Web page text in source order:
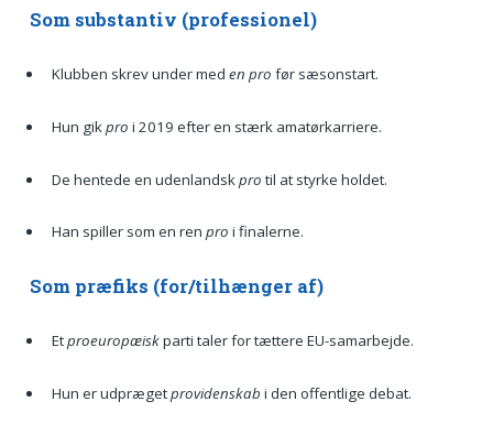
Som substantiv (professionel)
Klubben skrev under med en pro før sæsonstart.
Hun gikpro i 2019 efter en stærk amatørkarriere.
De hentede en udenlandskpro til at styrke holdet.
Han spiller som en ren pro i finalerne.
Som præfiks (for/tilhænger af)
Etproeuropæiskparti taler for tættere EU-samarbejde.
Hun er udprægetprovidenskab i den offentlige debat.